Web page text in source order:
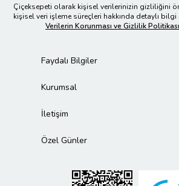
Çiçeksepeti olarak kişisel verilerinizin gizliliğini
kişisel veri işleme süreçleri hakkında detaylı
Verilerin Korunması ve Gizlilik Politikası
Faydalı Bilgiler
Kurumsal
İletişim
Özel Günler